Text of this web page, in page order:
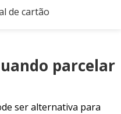
parcelar
ser alternativa para